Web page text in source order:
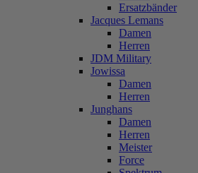
Ersatzbänder
Jacques Lemans
Damen
Herren
JDM Military
Jowissa
Damen
Herren
Junghans
Damen
Herren
Meister
Force